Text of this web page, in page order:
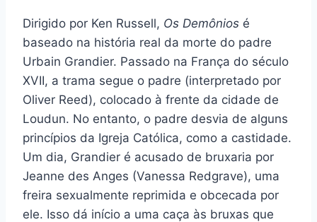
Dirigido por Ken Russell, Os Demônios é
baseado na história real da morte do padre
Urbain Grandier. Passado na França do século
XVII, a trama segue o padre (interpretado por
Oliver Reed), colocado à frente da cidade de
Loudun. No entanto, o padre desvia de alguns
princípios da Igreja Católica, como a castidade.
Um dia, Grandier é acusado de bruxaria por
Jeanne des Anges (Vanessa Redgrave), uma
freira sexualmente reprimida e obcecada por
ele. Isso dá início a uma caça às bruxas que